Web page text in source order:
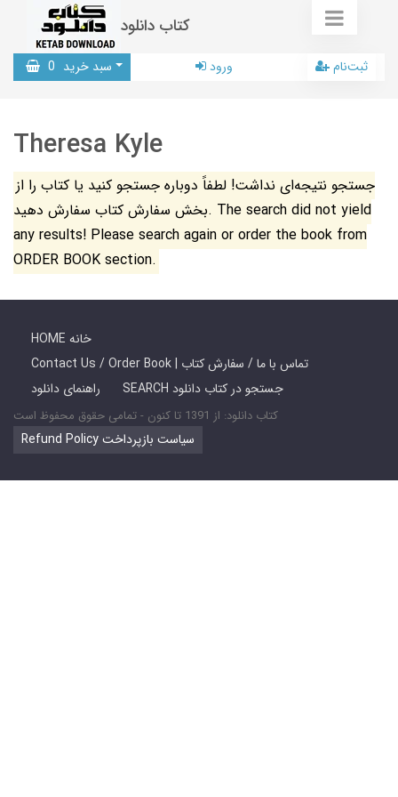
کتاب دانلود
سبد خرید 0 ورود ثبت‌نام
Theresa Kyle
جستجو نتیجه‌ای نداشت! لطفاً دوباره جستجو کنید یا کتاب را از
بخش سفارش کتاب سفارش دهید. The search did not yield
any results! Please search again or order the book from
ORDER BOOK section.
HOME خانه
Contact Us / Order Book | تماس با ما / سفارش کتاب
راهنمای دانلود
SEARCH جستجو در کتاب دانلود
کتاب دانلود: از 1391 تا کنون - تمامی حقوق محفوظ است
Refund Policy سیاست بازپرداخت